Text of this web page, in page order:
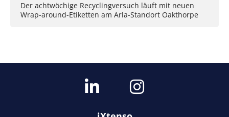
Der achtwöchige Recyclingversuch läuft mit neuen
Wrap-around-Etiketten am Arla-Standort Oakthorpe